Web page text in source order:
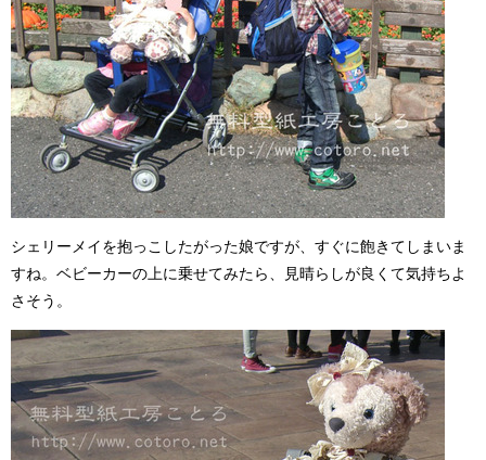
シェリーメイを抱っこしたがった娘ですが、すぐに飽きてしまいま
すね。ベビーカーの上に乗せてみたら、見晴らしが良くて気持ちよ
さそう。